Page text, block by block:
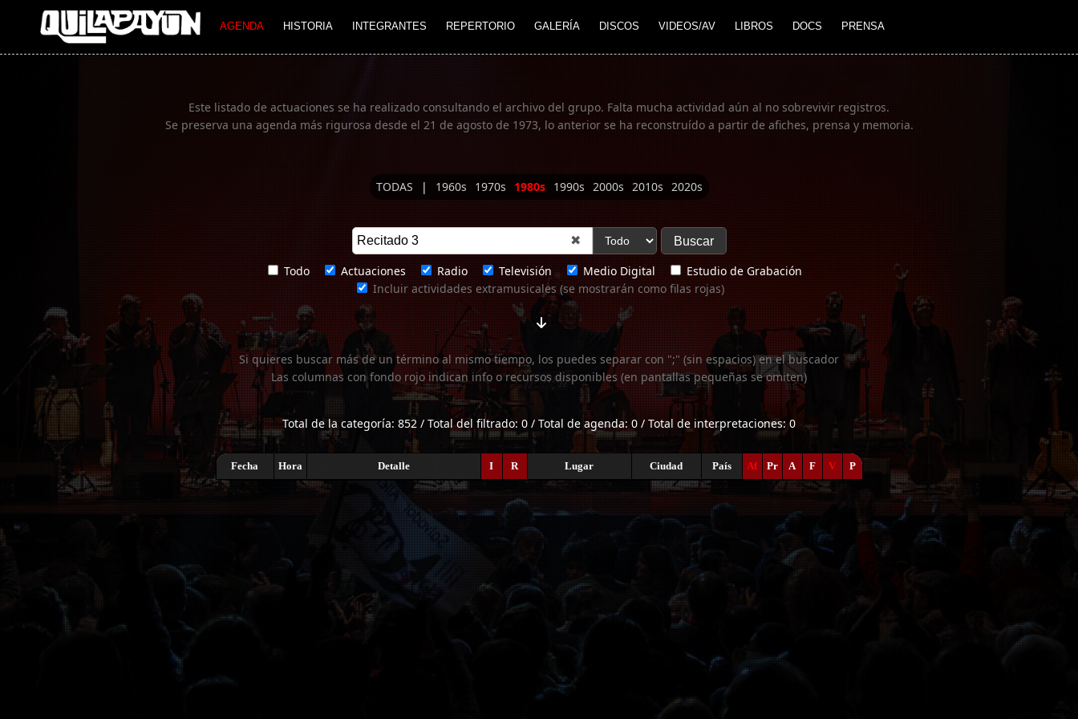
AGENDA HISTORIA INTEGRANTES REPERTORIO GALERÍA DISCOS VIDEOS/AV LIBROS DOCS PRENSA
Imagen 01
Este listado de actuaciones se ha realizado consultando el archivo del grupo. Falta mucha actividad aún al no sobrevivir registros.
Se preserva una agenda más rigurosa desde el 21 de agosto de 1973, lo anterior se ha reconstruído a partir de afiches, prensa y memoria.
TODAS | 1960s 1970s 1980s 1990s 2000s 2010s 2020s
✖
Todo Actuaciones Radio Televisión Medio Digital
Estudio de Grabación
Incluir actividades extramusicales (se mostrarán como filas rojas)
Si quieres buscar más de un término al mismo tiempo, los puedes separar con ";" (sin espacios) en el buscador
Las columnas con fondo rojo indican info o recursos disponibles (en pantallas pequeñas se omiten)
Total de la categoría: 852 / Total del filtrado: 0 / Total de agenda: 0 / Total de interpretaciones: 0
Fecha Hora Detalle I R Lugar Ciudad País Af Pr A F V P